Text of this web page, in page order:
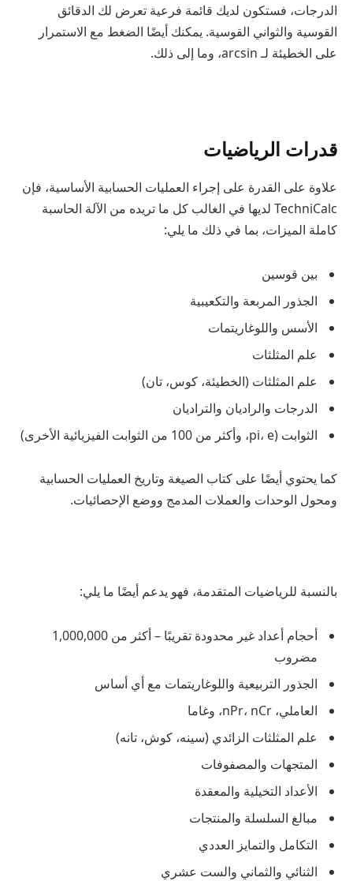
الدرجات، فستكون لديك قائمة فرعية تعرض لك الدقائق
القوسية والثواني القوسية. يمكنك أيضًا الضغط مع الاستمرار
على الخطيئة لـ arcsin، وما إلى ذلك.
قدرات الرياضيات
علاوة على القدرة على إجراء العمليات الحسابية الأساسية، فإن
TechniCalc لديها في الغالب كل ما تريده من الآلة الحاسبة
كاملة الميزات، بما في ذلك ما يلي:
بين قوسين
الجذور المربعة والتكعيبية
الأسس واللوغاريتمات
علم المثلثات
علم المثلثات (الخطيئة، كوس، تان)
الدرجات والراديان والتراديان
الثوابت (pi، e، وأكثر من 100 من الثوابت الفيزيائية الأخرى)
كما يحتوي أيضًا على كتاب الصيغة وتاريخ العمليات الحسابية
ومحول الوحدات والعملات المدمج ووضع الإحصائيات.
بالنسبة للرياضيات المتقدمة، فهو يدعم أيضًا ما يلي:
أحجام أعداد غير محدودة تقريبًا – أكثر من 1,000,000
مضروب
الجذور التربيعية واللوغاريتمات مع أي أساس
العاملي، nPr، nCr، وغاما
علم المثلثات الزائدي (سينه، كوش، تانه)
المتجهات والمصفوفات
الأعداد التخيلية والمعقدة
مبالغ السلسلة والمنتجات
التكامل والتمايز العددي
الثنائي والثماني والست عشري